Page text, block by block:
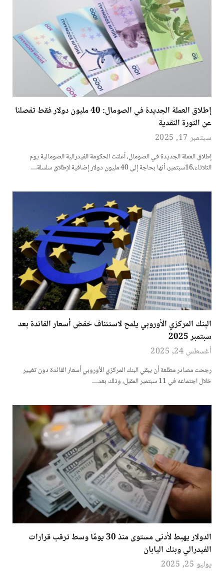
إطلاق العملة الجديدة في الصومال: 40 مليون دولار فقط تفصلنا
عن الثورة النقدية
سبتمبر 17, 2025
إطلاق العملة الجديدة في الصومال، أعلنت الحكومة الفيدرالية الصومالية يوم
الثلاثاء،16سبتمبر، أنها بحاجة إلى 40 مليون دولار إضافية لإطلاق سلسلة…
البنك المركزي الأوروبي يلمح لاستئناف خفض أسعار الفائدة بعد
سبتمبر 2025
أغسطس 24, 2025
رجحت مصادر مطلعة أن يبقي البنك المركزي الأوروبي أسعار الفائدة دون تغيير
خلال اجتماعه في 11 سبتمبر المقبل، وذلك بعد…
الدولار يهبط لأدنى مستوى منذ 30 يومًا وسط ترقب قرارات
الفيدرالي وبنك اليابان
يوليو 25, 2025